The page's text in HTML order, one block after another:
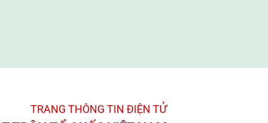
TRANG THÔNG TIN ĐIỆN TỬ­